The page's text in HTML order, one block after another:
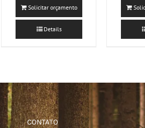
Solicitar orçamento
Details
CONTATO